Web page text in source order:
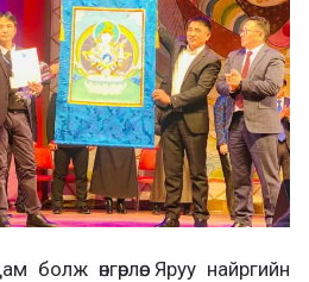
болж өнгөрлөө. Яруу найргийн